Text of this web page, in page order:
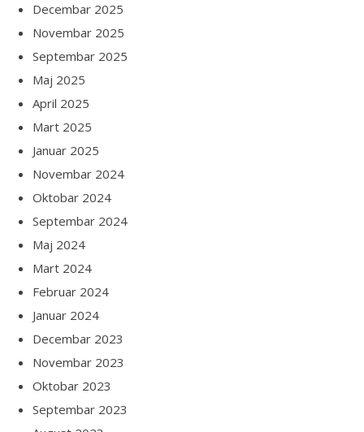
Decembar 2025
Novembar 2025
Septembar 2025
Maj 2025
April 2025
Mart 2025
Januar 2025
Novembar 2024
Oktobar 2024
Septembar 2024
Maj 2024
Mart 2024
Februar 2024
Januar 2024
Decembar 2023
Novembar 2023
Oktobar 2023
Septembar 2023